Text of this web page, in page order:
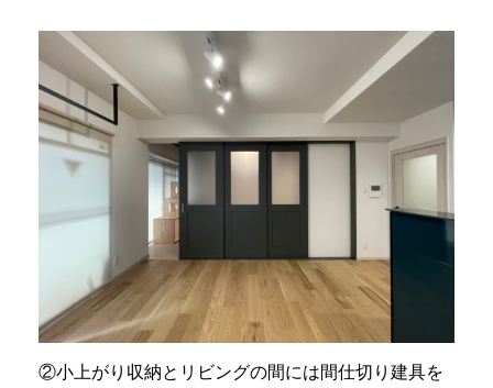
②小上がり収納とリビングの間には間仕切り建具を